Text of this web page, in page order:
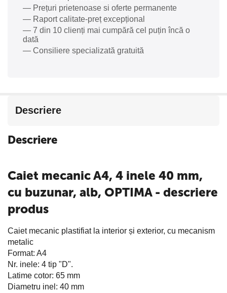
— Prețuri prietenoase si oferte permanente
— Raport calitate-preț excepțional
— 7 din 10 clienți mai cumpără cel puțin încă o
dată
— Consiliere specializată gratuită
Descriere
Descriere
Caiet mecanic A4, 4 inele 40 mm,
cu buzunar, alb, OPTIMA - descriere
produs
Caiet mecanic plastifiat la interior și exterior, cu mecanism
metalic
Format: A4
Nr. inele: 4 tip "D".
Latime cotor: 65 mm
Diametru inel: 40 mm